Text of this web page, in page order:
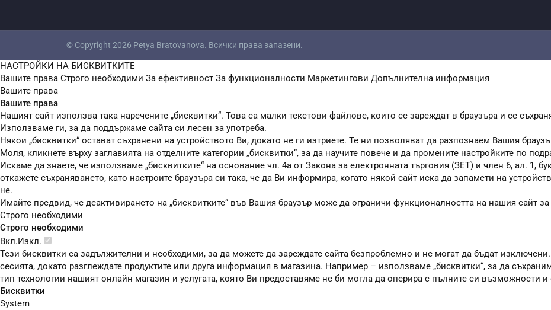
© Copyright 2026 Petya Bratovanova. Всички права запазени.
НАСТРОЙКИ НА БИСКВИТКИТЕ
Вашите права Строго необходими За ефективност За функционалности Маркетингови Допълнителна информация
Вашите права
Вашите права
Нашият сайт използва така наречените „бисквитки“. Това са малки текстови файлове, които се зареждат в браузъра и се
Използваме ги, за да поддържаме сайта си лесен за употреба.
Някои „бисквитки“ остават съхранени на устройството Ви, докато не ги изтриете. Те ни позволяват да разпознаем Вашия
Моля, кликнете върху заглавията на отделните категории „бисквитки“, за да научите повече и да промените настройките по
Искаме да знаете, че използваме „бисквитките“ на основание чл. 4а от Закона за електронната търговия (ЗЕТ) и член 6, ал. 1,
откажете съхраняването, като настроите браузъра си така, че да Ви информира, когато някой сайт иска да запамети на
не.
Имайте предвид, че деактивирането на „бисквитките“ във Вашия браузър може да ограничи функционалността на нашия сайт за
Строго необходими
Строго необходими
Вкл.Изкл.
Тези бисквитки са задължителни и необходими, за да можете да зареждате сайта безпроблемно и не могат да бъдат
сесията, докато разглеждате продуктите или друга информация в магазина. Например – използваме „бисквитки“, за да
тип технологии нашият онлайн магазин и услугата, която Ви предоставяме не би могла да оперира с пълните си възможности
Бисквитки
System